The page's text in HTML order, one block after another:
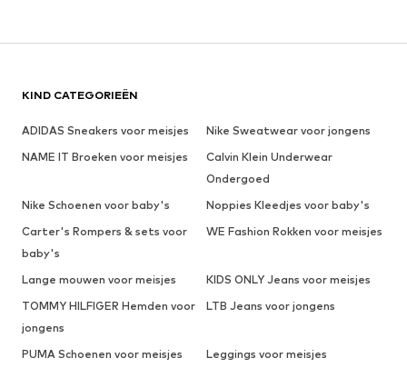
KIND CATEGORIEËN
ADIDAS Sneakers voor meisjes
Nike Sweatwear voor jongens
NAME IT Broeken voor meisjes
Calvin Klein Underwear
Ondergoed
Nike Schoenen voor baby's
Noppies Kleedjes voor baby's
Carter's Rompers & sets voor
baby's
WE Fashion Rokken voor meisjes
Lange mouwen voor meisjes
KIDS ONLY Jeans voor meisjes
TOMMY HILFIGER Hemden voor
jongens
LTB Jeans voor jongens
PUMA Schoenen voor meisjes
Leggings voor meisjes